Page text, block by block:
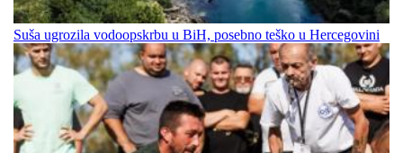
Suša ugrozila vodoopskrbu u BiH, posebno teško u Hercegovini